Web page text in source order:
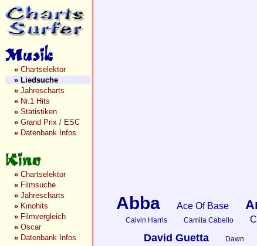
» Chartselektor
» Liedsuche
» Jahrescharts
» Nr.1 Hits
» Statistiken
» Grand Prix / ESC
» Datenbank Infos
» Chartselektor
» Filmsuche
» Jahrescharts
» Kinohits
» Filmvergleich
» Oscar
» Datenbank Infos
Abba Ace Of Base
Calvin Harris Camila Cabello
David Guetta Dawn